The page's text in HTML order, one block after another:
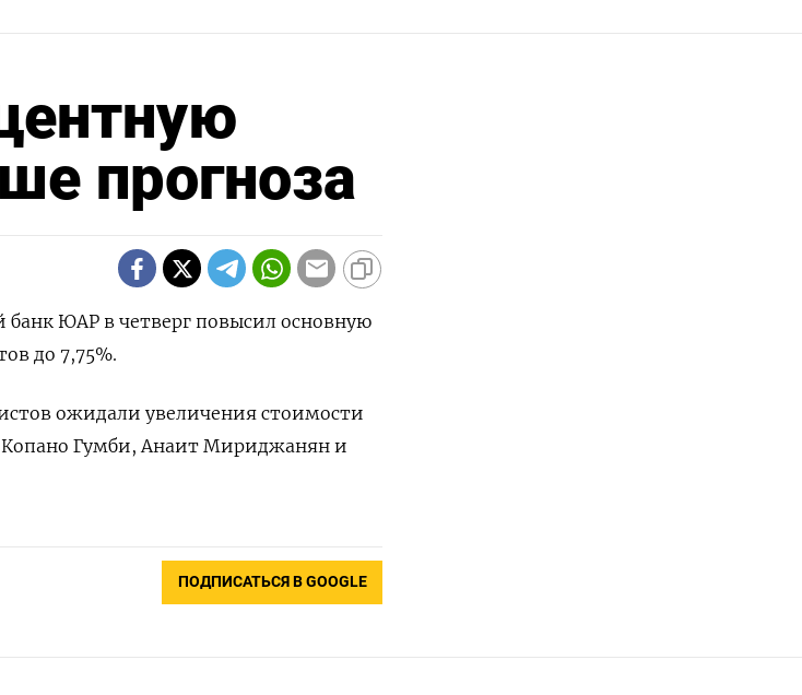
прогноза
ЮАР в четверг повысил основную
до 7,75%.
ожидали увеличения стоимости
Копано Гумби, Анаит Мириджанян и
ПОДПИСАТЬСЯ В GOOGLE